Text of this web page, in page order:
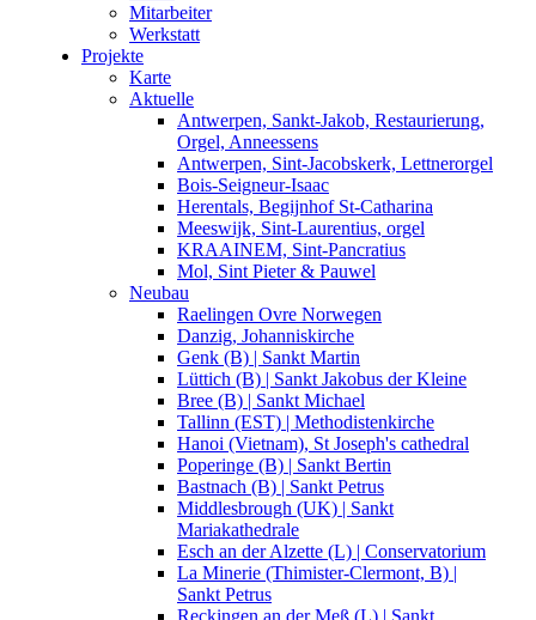
Mitarbeiter
Werkstatt
Projekte
Karte
Aktuelle
Antwerpen, Sankt-Jakob, Restaurierung,
Orgel, Anneessens
Antwerpen, Sint-Jacobskerk, Lettnerorgel
Bois-Seigneur-Isaac
Herentals, Begijnhof St-Catharina
Meeswijk, Sint-Laurentius, orgel
KRAAINEM, Sint-Pancratius
Mol, Sint Pieter & Pauwel
Neubau
Raelingen Ovre Norwegen
Danzig, Johanniskirche
Genk (B) | Sankt Martin
Lüttich (B) | Sankt Jakobus der Kleine
Bree (B) | Sankt Michael
Tallinn (EST) | Methodistenkirche
Hanoi (Vietnam), St Joseph's cathedral
Poperinge (B) | Sankt Bertin
Bastnach (B) | Sankt Petrus
Middlesbrough (UK) | Sankt
Mariakathedrale
Esch an der Alzette (L) | Conservatorium
La Minerie (Thimister-Clermont, B) |
Sankt Petrus
Reckingen an der Meß (L) | Sankt